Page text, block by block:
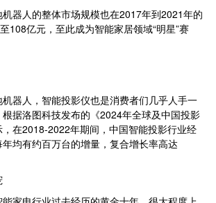
器人的整体市场规模也在2017年到2021年的
108亿元，至此成为智能家居领域“明星”赛
器人，智能投影仪也是消费者们几乎人手一
据洛图科技发布的《2024年全球及中国投影
在2018-2022年期间，中国智能投影行业经
均有约百万台的增量，复合增长率高达